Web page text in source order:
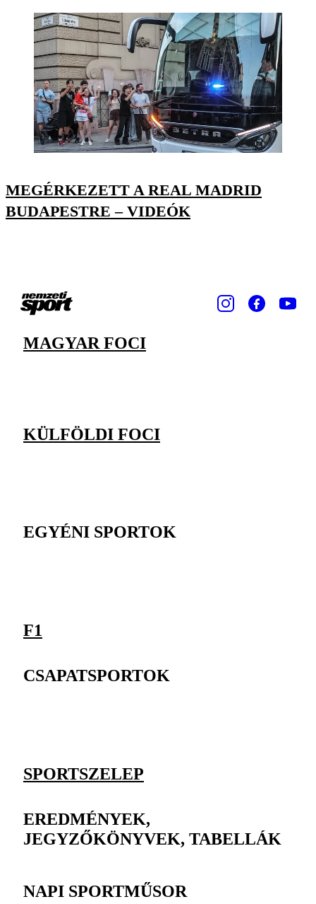
MEGÉRKEZETT A REAL MADRID
BUDAPESTRE – VIDEÓK
MAGYAR FOCI
KÜLFÖLDI FOCI
EGYÉNI SPORTOK
F1
CSAPATSPORTOK
SPORTSZELEP
EREDMÉNYEK,
JEGYZŐKÖNYVEK, TABELLÁK
NAPI SPORTMŰSOR